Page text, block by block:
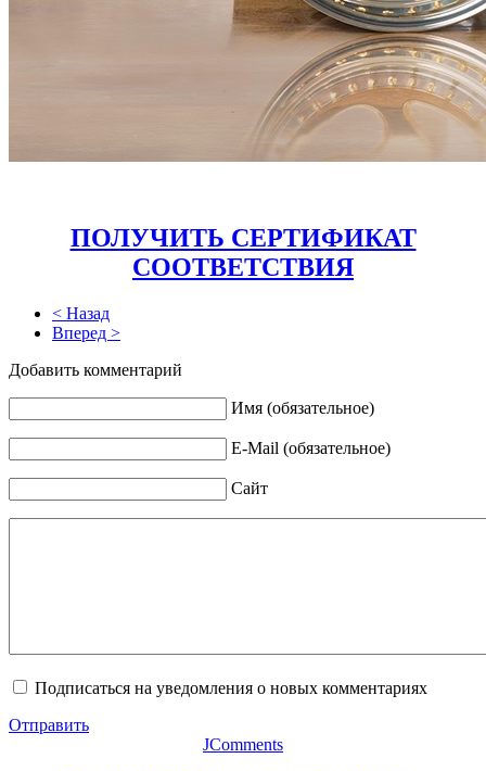
ПОЛУЧИТЬ СЕРТИФИКАТ
СООТВЕТСТВИЯ
< Назад
Вперед >
Добавить комментарий
Имя (обязательное)
E-Mail (обязательное)
Сайт
Подписаться на уведомления о новых комментариях
Отправить
JComments